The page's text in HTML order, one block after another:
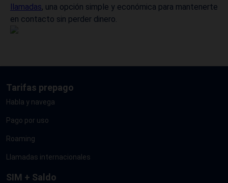
llamadas, una opción simple y económica para mantenerte
en contacto sin perder dinero.
Tarifas prepago
Habla y navega
Pago por uso
Roaming
Llamadas internacionales
SIM + Saldo